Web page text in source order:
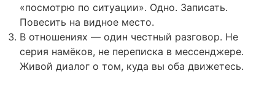
«посмотрю по ситуации». Одно. Записать.
Повесить на видное место.
В отношениях — один честный разговор. Не
серия намёков, не переписка в мессенджере.
Живой диалог о том, куда вы оба движетесь.